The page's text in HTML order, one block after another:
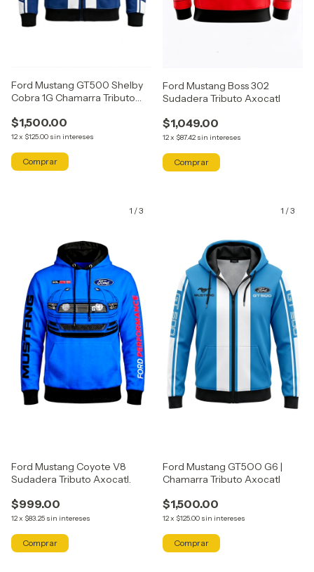
Ford Mustang GT500 Shelby
Cobra 1G Chamarra Tributo
$1,500.00
12x $125.00 sin intereses
Comprar
Ford Mustang Boss 302
Sudadera Tributo Axocatl
$1,049.00
12x $87.42 sin intereses
Comprar
1 /3
Ford Mustang Coyote V8
Sudadera Tributo Axocatl.
$999.00
12x $83.25 sin intereses
Comprar
1 /3
Ford Mustang GT5OO G6 |
Chamarra Tributo Axocatl
$1,500.00
12x $125.00 sin intereses
Comprar